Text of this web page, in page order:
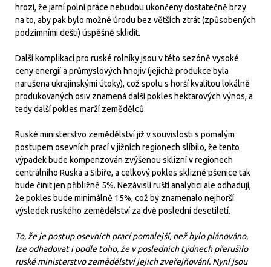
hrozí, že jarní polní práce nebudou ukončeny dostatečně brzy
na to, aby pak bylo možné úrodu bez větších ztrát (způsobených
podzimními dešti) úspěšně sklidit.
Další komplikací pro ruské rolníky jsou v této sezóně vysoké
ceny energií a průmyslových hnojiv (jejichž produkce byla
narušena ukrajinskými útoky), což spolu s horší kvalitou lokálně
produkovaných osiv znamená další pokles hektarových výnos, a
tedy další pokles marží zemědělců.
Ruské ministerstvo zemědělství již v souvislosti s pomalým
postupem osevních prací v jižních regionech slíbilo, že tento
výpadek bude kompenzován zvýšenou sklizní v regionech
centrálního Ruska a Sibiře, a celkový pokles sklizně pšenice tak
bude činit jen přibližně 5%. Nezávislí ruští analytici ale odhadují,
že pokles bude minimálně 15%, což by znamenalo nejhorší
výsledek ruského zemědělství za dvě poslední desetiletí.
To, že je postup osevních prací pomalejší, než bylo plánováno,
lze odhadovat i podle toho, že v posledních týdnech přerušilo
ruské ministerstvo zemědělství jejich zveřejňování. Nyní jsou